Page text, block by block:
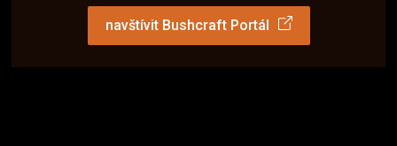
navštívit Bushcraft Portál